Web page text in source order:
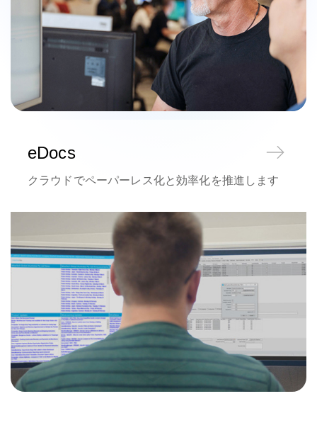
eDocs
クラウドでペーパーレス化と効率化を推進します